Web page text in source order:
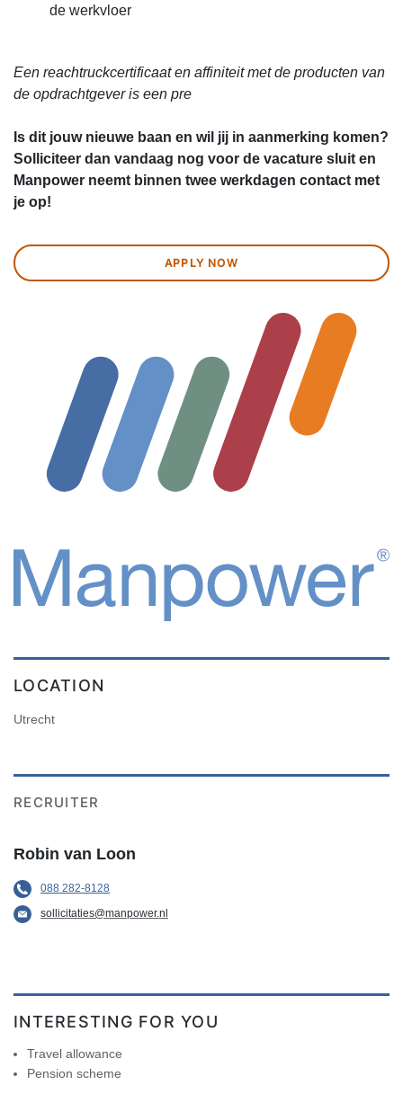
de werkvloer
Een reachtruckcertificaat en affiniteit met de producten van
de opdrachtgever is een pre
Is dit jouw nieuwe baan en wil jij in aanmerking komen?
Solliciteer dan vandaag nog voor de vacature sluit en
Manpower neemt binnen twee werkdagen contact met
je op!
APPLY NOW
LOCATION
Utrecht
RECRUITER
Robin van Loon
088 282-8128
sollicitaties@manpower.nl
INTERESTING FOR YOU
Travel allowance
Pension scheme